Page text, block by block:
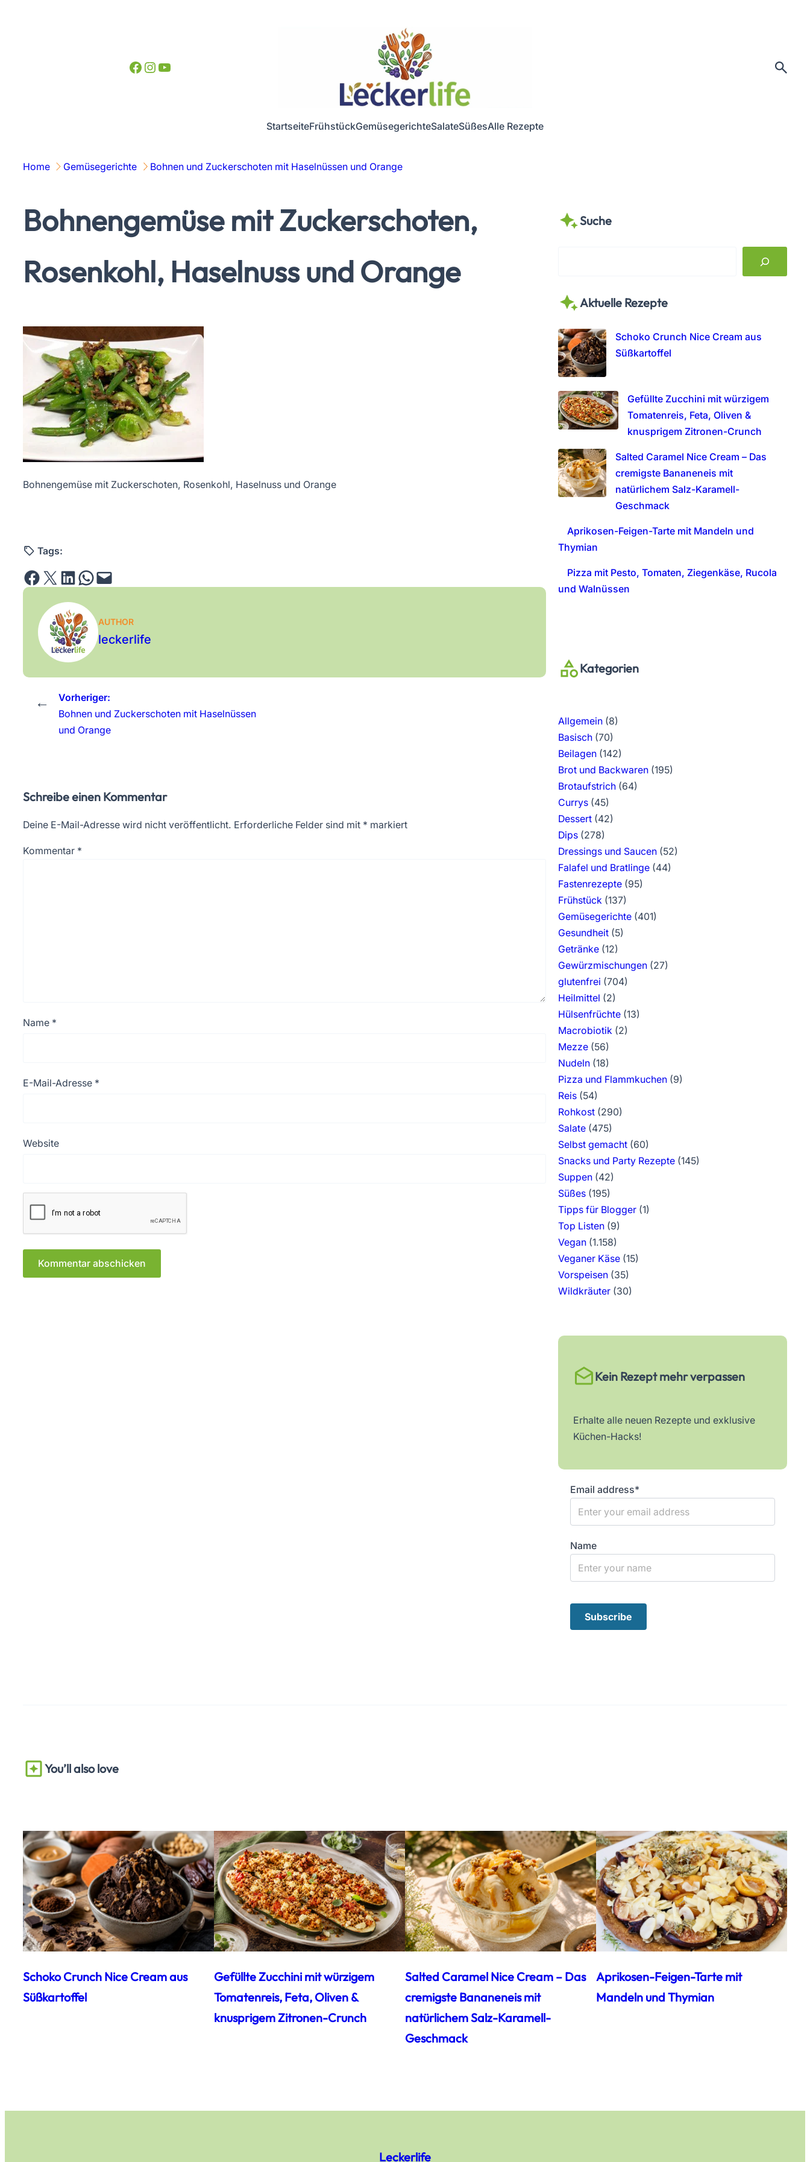
Facebook InstagramYouTube
StartseiteFrühstückGemüsegerichteSalateSüßesAlle Rezepte
Home Gemüsegerichte Bohnen und Zuckerschoten mit Haselnüssen und Orange
Bohnengemüse mit Zuckerschoten,
Rosenkohl, Haselnuss und Orange
Bohnengemüse mit Zuckerschoten, Rosenkohl, Haselnuss und Orange
Tags:
Share on Facebook Email this Page Share on LinkedIn Share on WhatsApp Email this Page
AUTHOR
leckerlife
←
Vorheriger:
Bohnen und Zuckerschoten mit Haselnüssen
und Orange
Schreibe einen Kommentar
Deine E-Mail-Adresse wird nicht veröffentlicht. Erforderliche Felder sind mit * markiert
Kommentar *
Name *
E-Mail-Adresse *
Website
Suche
r
h
Aktuelle Rezepte
Schoko Crunch Nice Cream aus
Süßkartoffel
Gefüllte Zucchini mit würzigem
Tomatenreis, Feta, Oliven &
knusprigem Zitronen-Crunch
Salted Caramel Nice Cream – Das
cremigste Bananeneis mit
natürlichem Salz-Karamell-
Geschmack
Aprikosen-Feigen-Tarte mit Mandeln und
Thymian
Pizza mit Pesto, Tomaten, Ziegenkäse, Rucola
und Walnüssen
Kategorien
Allgemein(8)
Basisch(70)
Beilagen(142)
Brot und Backwaren(195)
Brotaufstrich(64)
Currys(45)
Dessert(42)
Dips(278)
Dressings und Saucen(52)
Falafel und Bratlinge(44)
Fastenrezepte(95)
Frühstück (137)
Gemüsegerichte(401)
Gesundheit(5)
Getränke(12)
Gewürzmischungen(27)
glutenfrei (704)
Heilmittel (2)
Hülsenfrüchte(13)
Macrobiotik (2)
Mezze(56)
Nudeln(18)
Pizza und Flammkuchen(9)
Reis(54)
Rohkost(290)
Salate(475)
Selbst gemacht(60)
Snacks und Party Rezepte(145)
Suppen(42)
Süßes(195)
Tipps für Blogger(1)
Top Listen(9)
Vegan(1.158)
Veganer Käse(15)
Vorspeisen(35)
Wildkräuter(30)
Kein Rezept mehr verpassen
Erhalte alle neuen Rezepte und exklusive
Küchen-Hacks!
Email address*
Name
You’ll also love
Schoko Crunch Nice Cream aus
Süßkartoffel
Gefüllte Zucchini mit würzigem
Tomatenreis, Feta, Oliven &
knusprigem Zitronen-Crunch
Salted Caramel Nice Cream – Das
cremigste Bananeneis mit
natürlichem Salz-Karamell-
Geschmack
Aprikosen-Feigen-Tarte mit
Mandeln und Thymian
Leckerlife